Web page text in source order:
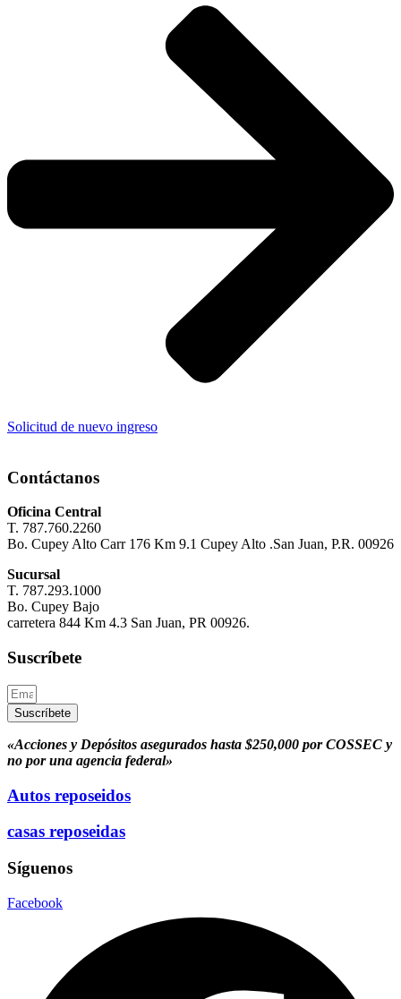
Solicitud de nuevo ingreso
Contáctanos
Oficina Central
T. 787.760.2260
Bo. Cupey Alto Carr 176 Km 9.1 Cupey Alto .San Juan, P.R. 00926
Sucursal
T. 787.293.1000
Bo. Cupey Bajo
carretera 844 Km 4.3 San Juan, PR 00926.
Suscríbete
Suscríbete
«Acciones y Depósitos asegurados hasta $250,000 por COSSEC y
no por una agencia federal»
Autos reposeidos
casas reposeidas
Síguenos
Facebook